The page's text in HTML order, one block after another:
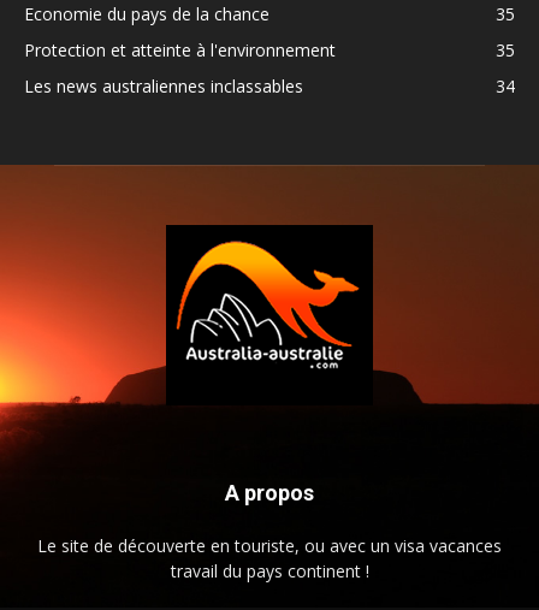
Economie du pays de la chance
35
Protection et atteinte à l'environnement
35
Les news australiennes inclassables
34
A propos
Le site de découverte en touriste, ou avec un visa vacances
travail du pays continent !